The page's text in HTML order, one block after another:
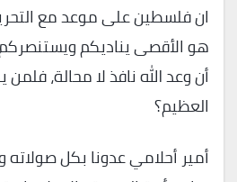
ان فلسطين على موعد مع
هو الأقصى يناديكم ويستنصركم
أن وعد الله نافذ لا محالة،
العظيم؟
أمير أحلامي عدونا بكل